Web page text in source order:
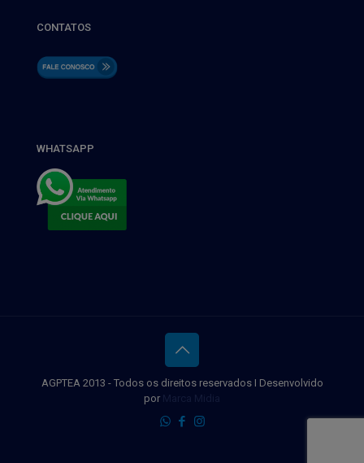
CONTATOS
WHATSAPP
AGPTEA 2013 - Todos os direitos reservados I Desenvolvido
por